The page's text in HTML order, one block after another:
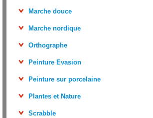
Marche douce
Marche nordique
Orthographe
Peinture Evasion
Peinture sur porcelaine
Plantes et Nature
Scrabble